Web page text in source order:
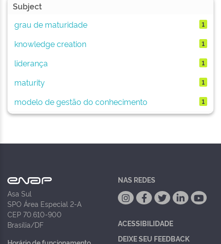
Subject
grau de maturidade
1
knowledge creation 1
liderança 1
maturity 1
modelo de gestão do conhecimento 1
Asa Sul
SPO Área Especial 2-A
CEP 70.610-900
Brasília/DF
NAS REDES
ACESSIBILIDADE
DEIXE SEU FEEDBACK